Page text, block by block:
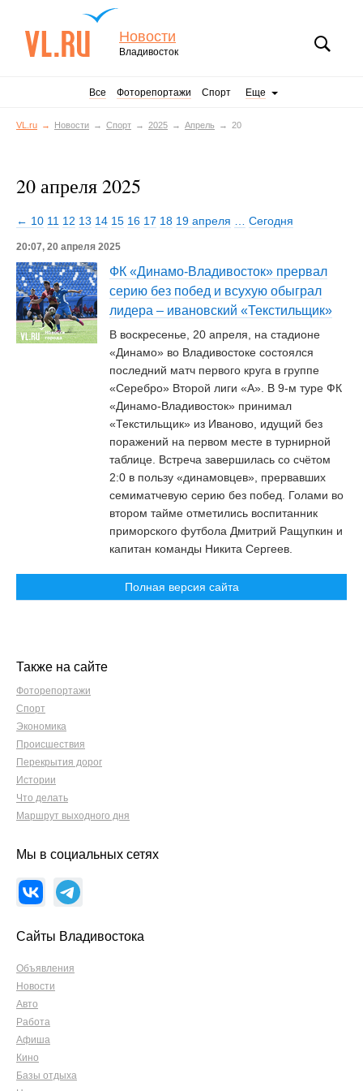
Новости
Владивосток
Все Фоторепортажи Спорт Еще
VL.ru Новости Спорт 2025 Апрель 20
20 апреля 2025
← 10 11 12 13 14 15 16 17 18 19 апреля Сегодня
20:07, 20 апреля 2025
ФК «Динамо-Владивосток» прервал
серию без побед и всухую обыграл
лидера – ивановский «Текстильщик»
В воскресенье, 20 апреля, на стадионе
«Динамо» во Владивостоке состоялся
последний матч первого круга в группе
«Серебро» Второй лиги «А». В 9-м туре ФК
«Динамо-Владивосток» принимал
«Текстильщик» из Иваново, идущий без
поражений на первом месте в турнирной
таблице. Встреча завершилась со счётом
2:0 в пользу «динамовцев», прервавших
семиматчевую серию без побед. Голами во
втором тайме отметились воспитанник
приморского футбола Дмитрий Ращупкин и
капитан команды Никита Сергеев.
Полная версия сайта
Также на сайте
Фоторепортажи
Спорт
Экономика
Происшествия
Перекрытия дорог
Истории
Что делать
Маршрут выходного дня
Мы в социальных сетях
Сайты Владивостока
Объявления
Новости
Авто
Работа
Афиша
Кино
Базы отдыха